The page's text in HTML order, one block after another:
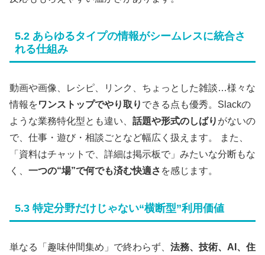
5.2 あらゆるタイプの情報がシームレスに統合さ
れる仕組み
動画や画像、レシピ、リンク、ちょっとした雑談…様々な
情報をワンストップでやり取り できる点も優秀。Slackの
ような業務特化型とも違い、 話題や形式のしばり がないの
で、仕事・遊び・相談ごとなど幅広く扱えます。 また、
「資料はチャットで、詳細は掲示板で」みたいな分断もな
く、 一つの“場”で何でも済む快適さ を感じます。
5.3 特定分野だけじゃない“横断型”利用価値
単なる「趣味仲間集め」で終わらず、 法務、技術、AI、住